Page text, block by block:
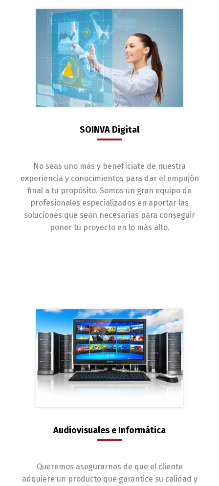
SOINVA Digital
No seas uno más y benefíciate de nuestra
experiencia y conocimientos para dar el empujón
final a tu propósito. Somos un gran equipo de
profesionales especializados en aportar las
soluciones que sean necesarias para conseguir
poner tu proyecto en lo más alto.
Audiovisuales e Informática
Queremos asegurarnos de que el cliente
adquiere un producto que garantice su calidad y